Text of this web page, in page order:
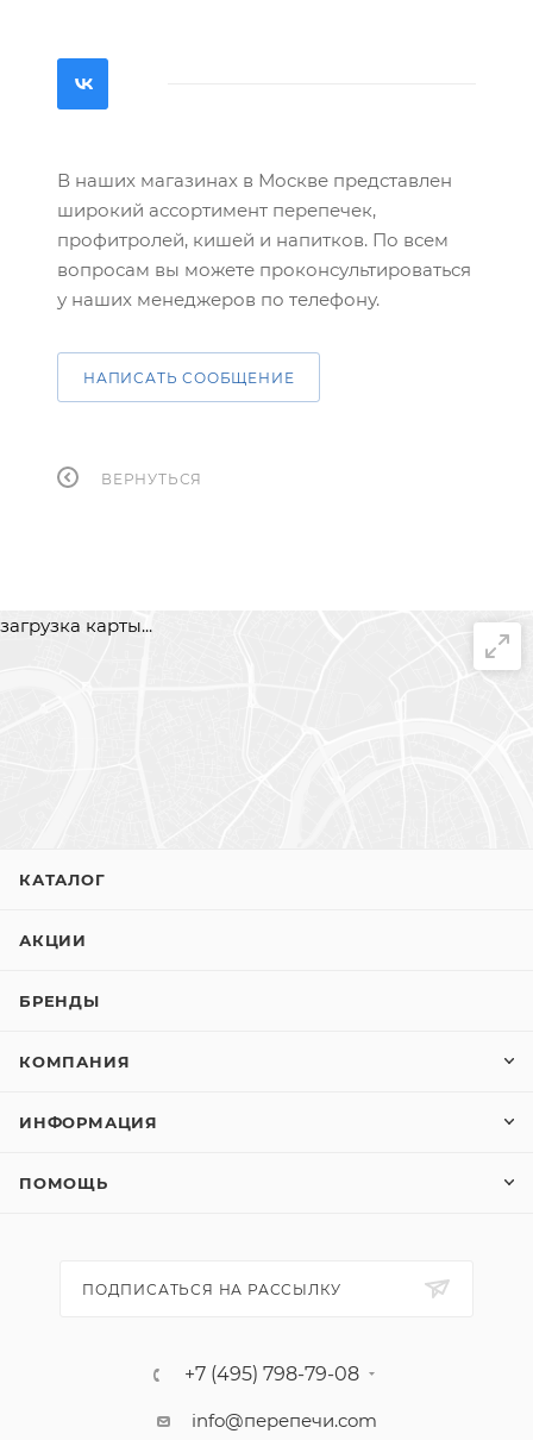
В наших магазинах в Москве представлен
широкий ассортимент перепечек,
профитролей, кишей и напитков. По всем
вопросам вы можете проконсультироваться
у наших менеджеров по телефону.
НАПИСАТЬ СООБЩЕНИЕ
ВЕРНУТЬСЯ
загрузка карты...
КАТАЛОГ
АКЦИИ
БРЕНДЫ
КОМПАНИЯ
ИНФОРМАЦИЯ
ПОМОЩЬ
ПОДПИСАТЬСЯ НА РАССЫЛКУ
+7 (495) 798-79-08
info@перепечи.com